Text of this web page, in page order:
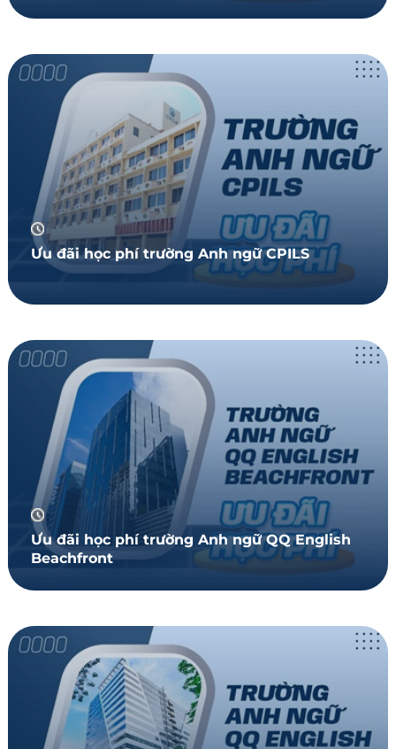
Ưu đãi học phí trường Anh ngữ CPILS
Ưu đãi học phí trường Anh ngữ QQ English
Beachfront